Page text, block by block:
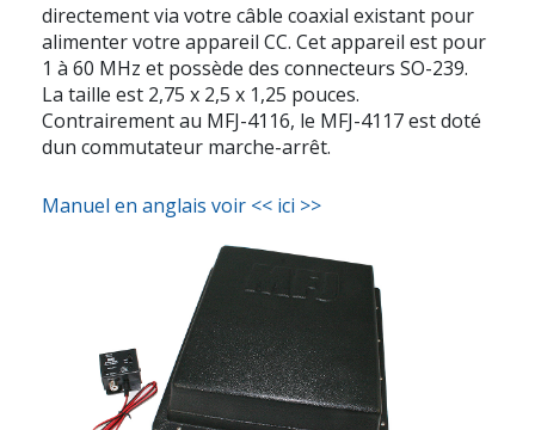
directement via votre câble coaxial existant pour
alimenter votre appareil CC. Cet appareil est pour
1 à 60 MHz et possède des connecteurs SO-239.
La taille est 2,75 x 2,5 x 1,25 pouces.
Contrairement au MFJ-4116, le MFJ-4117 est doté
dun commutateur marche-arrêt.
Manuel en anglais voir << ici >>